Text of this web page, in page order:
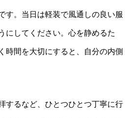
す。当日は軽装で風通しの良い服
にしてください。心を静めるた
時間を大切にすると、自分の内側
するなど、ひとつひとつ丁寧に行